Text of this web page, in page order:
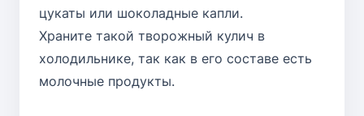
цукаты или шоколадные капли.
Храните такой творожный кулич в
холодильнике, так как в его составе есть
молочные продукты.